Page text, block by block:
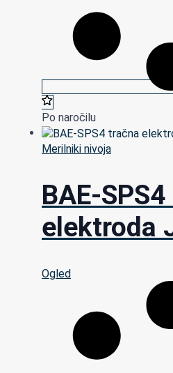
Po naročilu
Merilniki nivoja
BAE-
elektroda
Ogled